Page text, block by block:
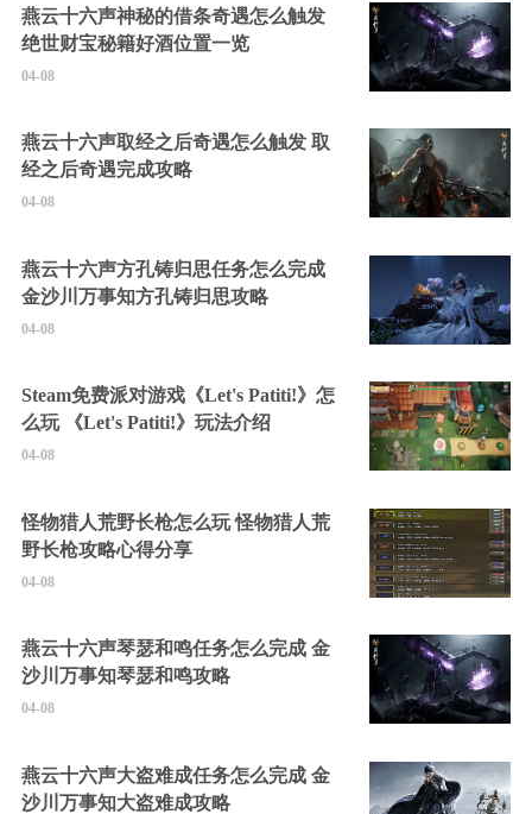
燕云十六声神秘的借条奇遇怎么触发
绝世财宝秘籍好酒位置一览
04-08
燕云十六声取经之后奇遇怎么触发 取
经之后奇遇完成攻略
04-08
燕云十六声方孔铸归思任务怎么完成
金沙川万事知方孔铸归思攻略
04-08
Steam免费派对游戏《Let's Patiti!》怎
么玩 《Let's Patiti!》玩法介绍
04-08
怪物猎人荒野长枪怎么玩 怪物猎人荒
野长枪攻略心得分享
04-08
燕云十六声琴瑟和鸣任务怎么完成 金
沙川万事知琴瑟和鸣攻略
04-08
燕云十六声大盗难成任务怎么完成 金
沙川万事知大盗难成攻略